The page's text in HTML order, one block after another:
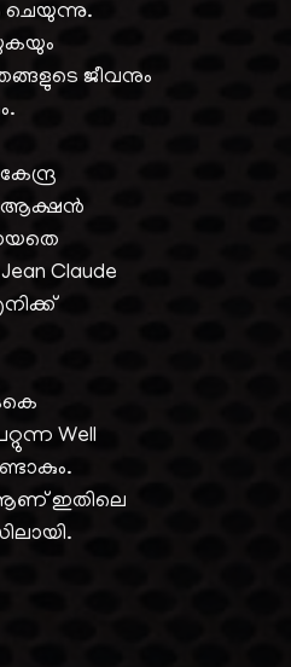
ചെയുന്നു.
ജീവനും
ആക്ഷൻ
Claude
Well
ആണ് ഇതിലെ